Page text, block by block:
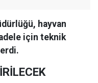
hayvan
için teknik